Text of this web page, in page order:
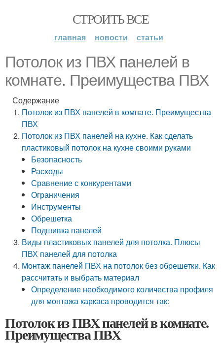
СТРОИТЬ ВСЕ
главная новости статьи
Потолок из ПВХ панелей в
комнате. Преимущества ПВХ
Содержание
Потолок из ПВХ панелей в комнате. Преимущества
ПВХ
Потолок из ПВХ панелей на кухне. Как сделать
пластиковый потолок на кухне своими руками
Безопасность
Расходы
Сравнение с конкурентами
Ограничения
Инструменты
Обрешетка
Подшивка панелей
Виды пластиковых панелей для потолка. Плюсы
ПВХ панелей для потолка
Монтаж панелей ПВХ на потолок без обрешетки. Как
рассчитать и выбрать материал
Определение необходимого количества профиля
для монтажа каркаса проводится так:
Потолок из ПВХ панелей в комнате.
Преимущества ПВХ